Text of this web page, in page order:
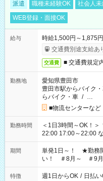
派遣 職種未経験OK 社会人
WEB登録・面接OK
給与
時給1,500円～1,875円
交通費別途支給あ
交通費 ■ 交通費規定
勤務地
愛知県豊田市
豊田市駅からバイク
らバイク・車 / …
■物流センターな
勤務時間
＜1日3時間～OK！＞ ▼ 例えば… ▼ 15:00～18:00 15:00～
22:00 17:00～22:00 など こちら以外の時間もお気軽に
ださい！
期間
単発1日～！ ★勤務
い！ ＃8月～ ＃9月
特徴 週1日からOK / 日払